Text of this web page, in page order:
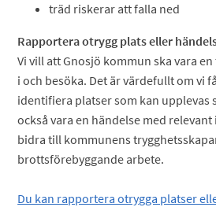
träd riskerar att falla ned
Rapportera otrygg plats eller
Vi vill att Gnosjö kommun ska vara
i och besöka. Det är värdefullt om vi
identifiera platser som kan upplevas
också vara en händelse med
bidra till kommunens
brottsförebyggande arbete.
Du kan rapportera otrygga platser